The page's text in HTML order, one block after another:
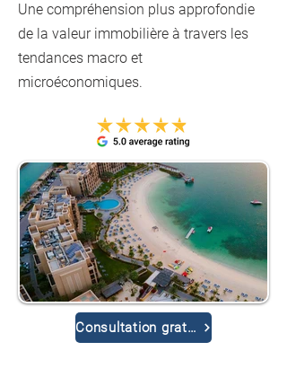
Une compréhension plus approfondie
de la valeur immobilière à travers les
tendances macro et
microéconomiques.
Consultation gratuite